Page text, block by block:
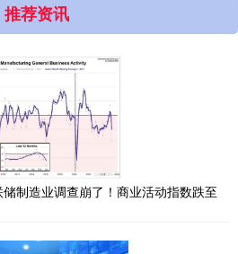
推荐资讯
制造业调查崩了！商业活动指数跌至